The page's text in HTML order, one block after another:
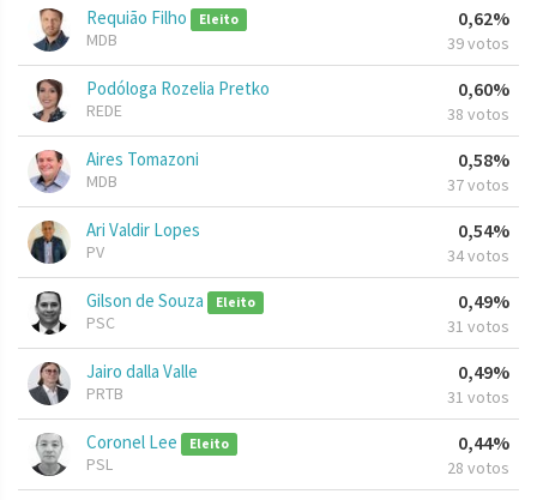
Requião Filho Eleito
MDB
0,62%
39 votos
Podóloga Rozelia Pretko
REDE
0,60%
38 votos
Aires Tomazoni
MDB
0,58%
37 votos
Ari Valdir Lopes
PV
0,54%
34 votos
Gilson de Souza Eleito
PSC
0,49%
31 votos
Jairo dalla Valle
PRTB
0,49%
31 votos
Coronel Lee Eleito
PSL
0,44%
28 votos